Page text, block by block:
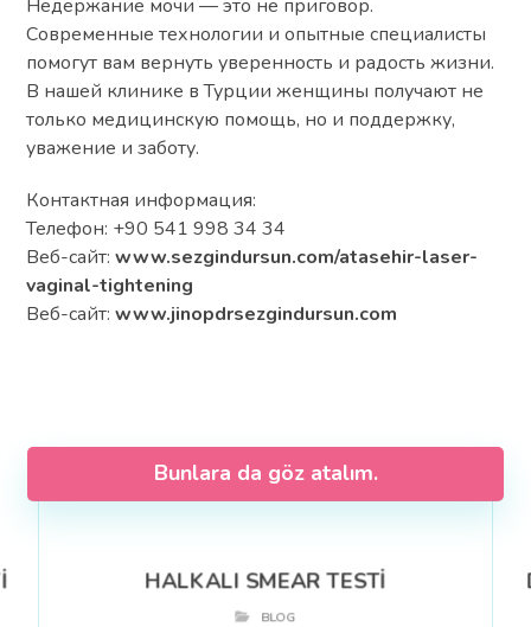
Недержание мочи — это не приговор.
Современные технологии и опытные специалисты
помогут вам вернуть уверенность и радость жизни.
В нашей клинике в Турции женщины получают не
только медицинскую помощь, но и поддержку,
уважение и заботу.
Контактная информация:
Телефон: +90 541 998 34 34
Веб-сайт:www.sezgindursun.com/atasehir-laser-
vaginal-tightening
Веб-сайт:www.jinopdrsezgindursun.com
Bunlara da göz atalım.
HALKALI SMEAR TESTİ
BLOG